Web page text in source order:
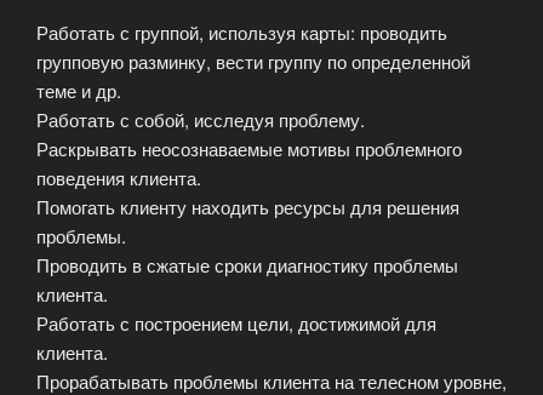
Работать с группой, используя карты: проводить
групповую разминку, вести группу по определенной
теме и др.
Работать с собой, исследуя проблему.
Раскрывать неосознаваемые мотивы проблемного
поведения клиента.
Помогать клиенту находить ресурсы для решения
проблемы.
Проводить в сжатые сроки диагностику проблемы
клиента.
Работать с построением цели, достижимой для
клиента.
Прорабатывать проблемы клиента на телесном уровне,